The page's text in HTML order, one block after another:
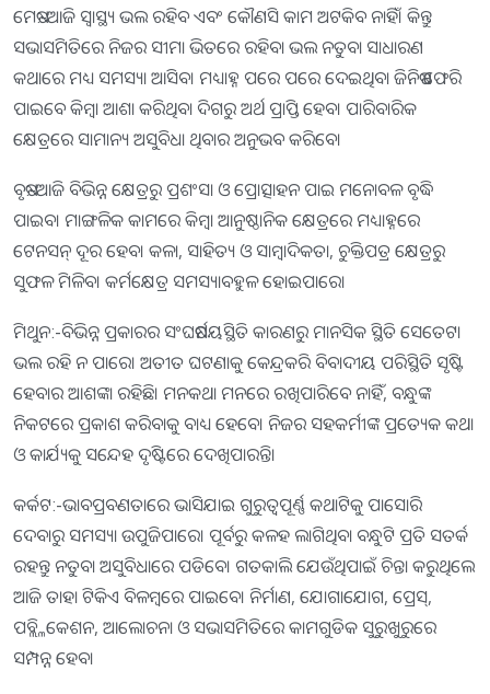
ମେଷ:-ଆଜି ସ୍ବାସ୍ଥ୍ୟ ଭଲ ରହିବ ଏବଂ କୌଣସି କାମ ଅଟକିବ ନାହିଁ। କିନ୍ତୁ
ସଭାସମିତିରେ ନିଜର ସୀମା ଭିତରେ ରହିବା ଭଲ ନତୁବା ସାଧାରଣ
କଥାରେ ମଧ୍ୟ ସମସ୍ୟା ଆସିବ। ମଧ୍ୟାହ୍ନ ପରେ ପରେ ଦେଇଥିବା ଜିନିଷ ଫେରି
ପାଇବେ କିମ୍ବା ଆଶା କରିଥିବା ଦିଗରୁ ଅର୍ଥ ପ୍ରାପ୍ତି ହେବ। ପାରିବାରିକ
କ୍ଷେତ୍ରରେ ସାମାନ୍ୟ ଅସୁବିଧା ଥିବାର ଅନୁଭବ କରିବେ।
ବୃଷ:-ଆଜି ବିଭିନ୍ନ କ୍ଷେତ୍ରରୁ ପ୍ରଶଂସା ଓ ପ୍ରୋତ୍ସାହନ ପାଇ ମନୋବଳ ବୃଦ୍ଧି
ପାଇବ। ମାଙ୍ଗଳିକ କାମରେ କିମ୍ବା ଆନୁଷ୍ଠାନିକ କ୍ଷେତ୍ରରେ ମଧ୍ୟାହ୍ନରେ
ଟେନସନ୍‌ ଦୂର ହେବ। କଳା, ସାହିତ୍ୟ ଓ ସାମ୍ବାଦିକତା, ଚୁକ୍ତିପତ୍ର କ୍ଷେତ୍ରରୁ
ସୁଫଳ ମିଳିବ। କର୍ମକ୍ଷେତ୍ର ସମସ୍ୟାବହୁଳ ହୋଇପାରେ।
ମିଥୁନ:-ବିଭିନ୍ନ ପ୍ରକାରର ସଂଘର୍ଷମୟସ୍ଥିତି କାରଣରୁ ମାନସିକ ସ୍ଥିତି ସେତେଟା
ଭଲ ରହି ନ ପାରେ। ଅତୀତ ଘଟଣାକୁ କେନ୍ଦ୍ରକରି ବିବାଦୀୟ ପରିସ୍ଥିତି ସୃଷ୍ଟି
ହେବାର ଆଶଙ୍କା ରହିଛି। ମନକଥା ମନରେ ରଖିପାରିବେ ନାହିଁ, ବନ୍ଧୁଙ୍କ
ନିକଟରେ ପ୍ରକାଶ କରିବାକୁ ବାଧ୍ୟ ହେବେ। ନିଜର ସହକର୍ମୀଙ୍କ ପ୍ରତ୍ୟେକ କଥା
ଓ କାର୍ଯ୍ୟକୁ ସନ୍ଦେହ ଦୃଷ୍ଟିରେ ଦେଖିପାରନ୍ତି।
କର୍କଟ:-ଭାବପ୍ରବଣତାରେ ଭାସିଯାଇ ଗୁରୁତ୍ୱପୂର୍ଣ୍ଣ କଥାଟିକୁ ପାସୋରି
ଦେବାରୁ ସମସ୍ୟା ଉପୁଜିପାରେ। ପୂର୍ବରୁ କଳହ ଲାଗିଥିବା ବନ୍ଧୁଟି ପ୍ରତି ସତର୍କ
ରହନ୍ତୁ ନତୁବା ଅସୁବିଧାରେ ପଡିବେ। ଗତକାଲି ଯେଉଁଥିପାଇଁ ଚିନ୍ତା କରୁଥିଲେ
ଆଜି ତାହା ଟିକିଏ ବିଳମ୍ବରେ ପାଇବେ। ନିର୍ମାଣ, ଯୋଗାଯୋଗ, ପ୍ରେସ୍‌,
ପବ୍ଲ୍ଳିକେଶନ, ଆଲୋଚନା ଓ ସଭାସମିତିରେ କାମଗୁଡିକ ସୁରୁଖୁରୁରେ
ସମ୍ପନ୍ନ ହେବ।